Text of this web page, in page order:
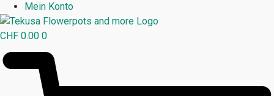
Mein Konto
CHF 0.00 0